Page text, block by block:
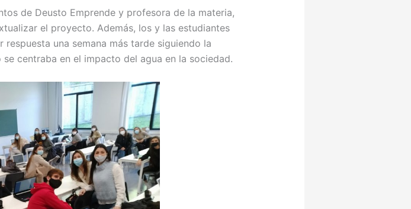
de Deusto Emprende y profesora de la materia,
el proyecto. Además, los y las estudiantes
una semana más tarde siguiendo la
centraba en el impacto del agua en la sociedad.